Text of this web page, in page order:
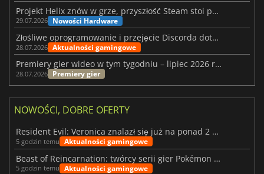
Projekt Helix znów w grze, przyszłość Steam stoi pod znakiem zapytania
29.07.2026 Nowości Hardware
Złośliwe oprogramowanie i przejęcie Discorda dotknęły Meccha Chameleon
28.07.2026 Aktualności gamingowe
Premiery gier wideo w tym tygodniu – lipiec 2026 r. (tydzień 31)
28.07.2026 Premiery gier
NOWOŚCI, DOBRE OFERTY
Resident Evil: Veronica znalazł się już na ponad 2 milionach list życzeń
5 godzin temu Aktualności gamingowe
Beast of Reincarnation: twórcy serii gier Pokémon wkraczają na nową ścieżkę
5 godzin temu Aktualności gamingowe